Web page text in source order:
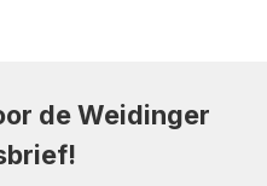
de Weidinger